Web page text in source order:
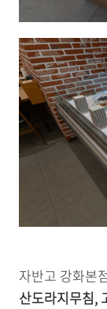
자반고 강화본
산도라지무침,